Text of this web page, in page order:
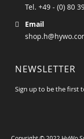
Tel. +49 - (0) 80
Email
NEWSLETTER
Sign up to be the first